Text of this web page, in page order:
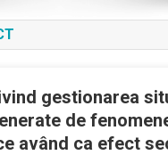
gestionarea
de
având ca efect